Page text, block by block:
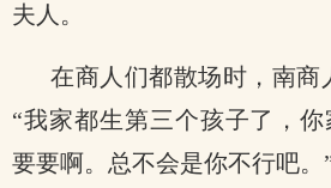
夫人。
在商人们都散场时，南商
“我家都生第三个孩子了，
要要啊。总不会是你不行吧。